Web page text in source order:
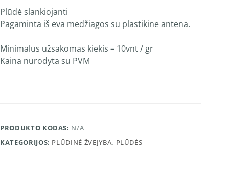
Plūdė slankiojanti
Pagaminta iš eva medžiagos su plastikine antena.
Minimalus užsakomas kiekis – 10vnt / gr
Kaina nurodyta su PVM
PRODUKTO KODAS: N/A
KATEGORIJOS: PLŪDINĖ ŽVEJYBA, PLŪDĖS